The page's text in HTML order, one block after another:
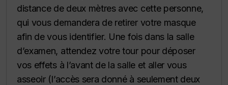
distance de deux mètres avec cette personne,
qui vous demandera de retirer votre masque
afin de vous identifier. Une fois dans la salle
d’examen, attendez votre tour pour déposer
vos effets à l’avant de la salle et aller vous
asseoir (l’accès sera donné à seulement deux